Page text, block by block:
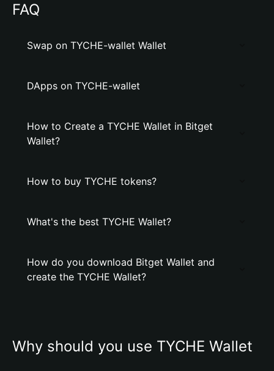
FAQ
Swap on TYCHE-wallet Wallet
DApps on TYCHE-wallet
How to Create a TYCHE Wallet in Bitget
Wallet?
How to buy TYCHE tokens?
What's the best TYCHE Wallet?
How do you download Bitget Wallet and
create the TYCHE Wallet?
Why should you use TYCHE Wallet